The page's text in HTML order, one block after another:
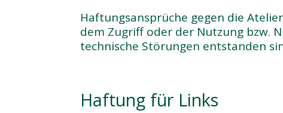
Haftungsansprüche gegen die
dem Zugriff oder der Nutzung bzw.
technische Störungen entstanden
Haftung für Links